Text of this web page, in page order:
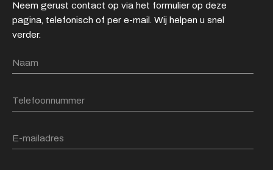
Neem gerust contact op via het formulier op deze
pagina, telefonisch of per e-mail. Wij helpen u snel
verder.